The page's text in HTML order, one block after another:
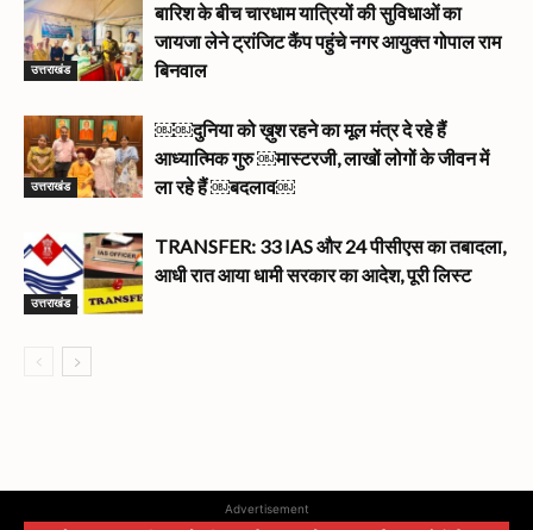
उत्तराखंड
बारिश के बीच चारधाम यात्रियों की सुविधाओं का
जायजा लेने ट्रांजिट कैंप पहुंचे नगर आयुक्त गोपाल राम
बिनवाल
उत्तराखंड
￼￼दुनिया को ख़ुश रहने का मूल मंत्र दे रहे हैं
आध्यात्मिक गुरु ￼मास्टरजी, लाखों लोगों के जीवन में
ला रहे हैं ￼बदलाव￼
उत्तराखंड
TRANSFER: 33 IAS और 24 पीसीएस का तबादला,
आधी रात आया धामी सरकार का आदेश, पूरी लिस्ट
Advertisement